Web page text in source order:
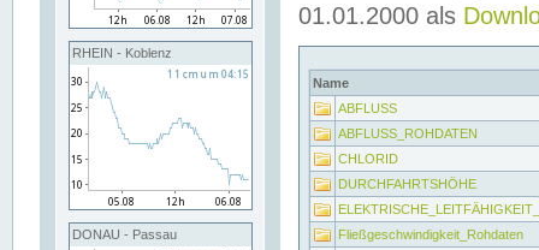
RHEIN - Koblenz
DONAU - Passau
01.01.2000 als
Name
ABFLUSS
ABFLUSS_ROHDATEN
CHLORID
DURCHFAHRTSHÖHE
Fließgeschwindigkeit_Rohdaten